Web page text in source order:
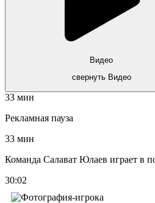
Видео
свернуть Видео
33 мин
Рекламная пауза
33 мин
Команда Салават Юлаев играет в
30:02